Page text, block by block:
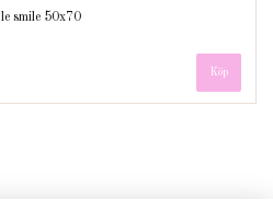
smile 50x70